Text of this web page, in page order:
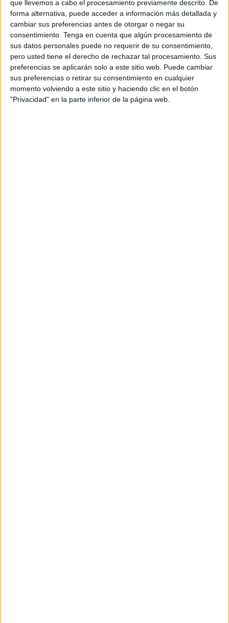
que llevemos a cabo el procesamiento previamente descrito. De
forma alternativa, puede acceder a información más detallada y
cambiar sus preferencias antes de otorgar o negar su
consentimiento. Tenga en cuenta que algún procesamiento de
sus datos personales puede no requerir de su consentimiento,
pero usted tiene el derecho de rechazar tal procesamiento. Sus
preferencias se aplicarán solo a este sitio web. Puede cambiar
sus preferencias o retirar su consentimiento en cualquier
momento volviendo a este sitio y haciendo clic en el botón
"Privacidad" en la parte inferior de la página web.
domicili de l'Hospitalet de Llobregat
(Barcelonès), però no van localitzar-lo. Segons
han apuntat fonts policials, finalment se'l va
poder detenir aquest dilluns a la població de la
Costa Brava. L'arrest del cap de l'organització
suposa una passa endavant clau per a
desarticular tot el grup.